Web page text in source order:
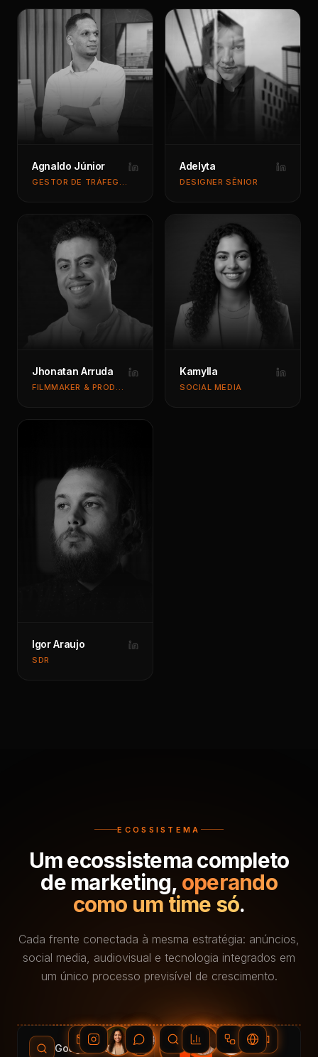
Agnaldo Júnior
GESTOR DE TRÁFEGO PAGO
Adelyta
DESIGNER SÊNIOR
Jhonatan Arruda
FILMMAKER & PRODUTOR AUDIOVISUAL
Kamylla
SOCIAL MEDIA
Igor Araujo
SDR
ECOSSISTEMA
Um ecossistema completo
de marketing, operando
como um time só.
Cada frente conectada à mesma estratégia: anúncios,
social media, audiovisual e tecnologia integrados em
um único processo previsível de crescimento.
Google Ads Meta Ads